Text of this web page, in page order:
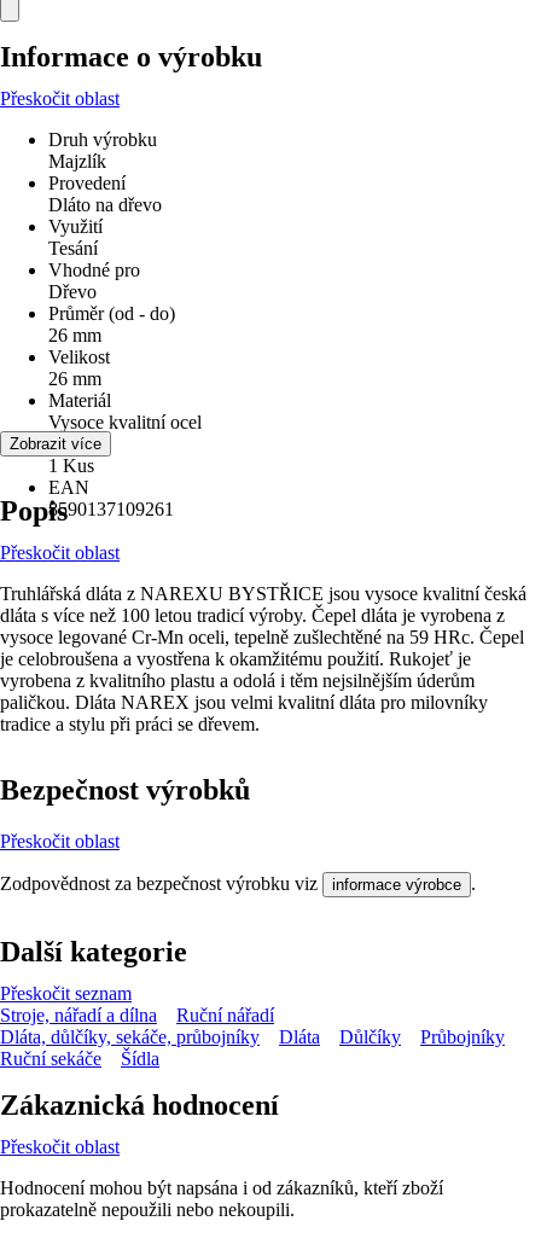
Informace o výrobku
Přeskočit oblast
Druh výrobku
Majzlík
Provedení
Dláto na dřevo
Využití
Tesání
Vhodné pro
Dřevo
Průměr (od - do)
26 mm
Velikost
26 mm
Materiál
Vysoce kvalitní ocel
Obsah
1 Kus
EAN
8590137109261
Zobrazit více
Popis
Přeskočit oblast
Truhlářská dláta z NAREXU BYSTŘICE jsou vysoce kvalitní česká
dláta s více než 100 letou tradicí výroby. Čepel dláta je vyrobena z
vysoce legované Cr-Mn oceli, tepelně zušlechtěné na 59 HRc. Čepel
je celobroušena a vyostřena k okamžitému použití. Rukojeť je
vyrobena z kvalitního plastu a odolá i těm nejsilnějším úderům
paličkou. Dláta NAREX jsou velmi kvalitní dláta pro milovníky
tradice a stylu při práci se dřevem.
Bezpečnost výrobků
Přeskočit oblast
Zodpovědnost za bezpečnost výrobku viz informace výrobce .
Další kategorie
Přeskočit seznam
Stroje, nářadí a dílna
Ruční nářadí
Dláta, důlčíky, sekáče, průbojníky
Dláta Důlčíky
Průbojníky
Ruční sekáče
Šídla
Zákaznická hodnocení
Přeskočit oblast
Hodnocení mohou být napsána i od zákazníků, kteří zboží
prokazatelně nepoužili nebo nekoupili.